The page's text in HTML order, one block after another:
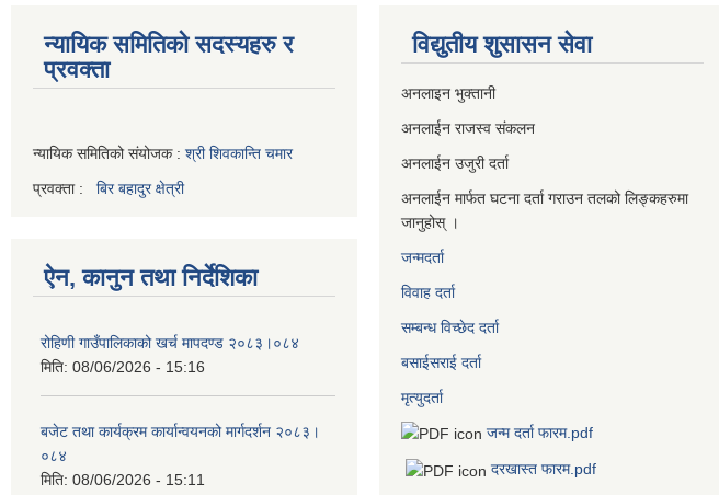
न्यायिक समितिको सदस्यहरु र
प्रवक्ता
न्यायिक समितिको संयोजक : श्री शिवकान्ति चमार
प्रवक्ता : बिर बहादुर क्षेत्री
ऐन, कानुन तथा निर्देशिका
रोहिणी गाउँपालिकाको खर्च मापदण्ड २०८३।०८४
मिति: 08/06/2026 - 15:16
बजेट तथा कार्यक्रम कार्यान्वयनको मार्गदर्शन २०८३।
०८४
मिति: 08/06/2026 - 15:11
विद्युतीय शुसासन सेवा
अनलाइन भुक्तानी
अनलाईन राजस्व संकलन
अनलाईन उजुरी दर्ता
अनलाईन मार्फत घटना दर्ता गराउन तलको लिङ्कहरुमा
जानुहोस् ।
जन्मदर्ता
विवाह दर्ता
सम्बन्ध विच्छेद दर्ता
बसाईसराई दर्ता
मृत्युदर्ता
जन्म दर्ता फारम.pdf
दरखास्त फारम.pdf